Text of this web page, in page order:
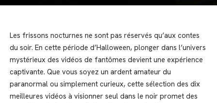
Les frissons nocturnes ne sont pas réservés qu’aux contes
du soir. En cette période d’Halloween, plonger dans l’univers
mystérieux des vidéos de fantômes devient une expérience
captivante. Que vous soyez un ardent amateur du
paranormal ou simplement curieux, cette sélection des dix
meilleures vidéos à visionner seul dans le noir promet des